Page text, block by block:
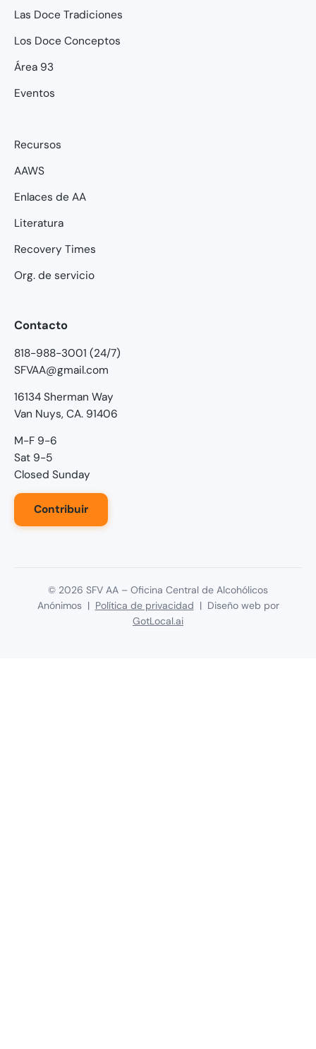
Las Doce Tradiciones
Los Doce Conceptos
Área 93
Eventos
Recursos
AAWS
Enlaces de AA
Literatura
Recovery Times
Org. de servicio
Contacto
818-988-3001 (24/7)
SFVAA@gmail.com
16134 Sherman Way
Van Nuys, CA. 91406
M-F 9-6
Sat 9-5
Closed Sunday
Contribuir
© 2026 SFV AA – Oficina Central de Alcohólicos
Anónimos | Política de privacidad | Diseño web por
GotLocal.ai